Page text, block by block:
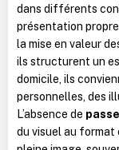
dans différents
présentation
la mise en valeur
ils structurent un
domicile, ils
personnelles, des
L’absence de
du visuel au format